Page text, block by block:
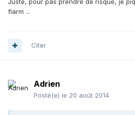
flarm ...
Citer
Adrien
Posté(e) le 20 août 2014